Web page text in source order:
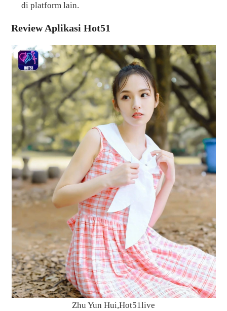
di platform lain.
Review Aplikasi Hot51
Zhu Yun Hui,Hot51live